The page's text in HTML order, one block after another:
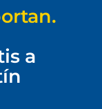
a